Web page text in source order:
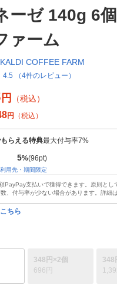
ーゼ 140g 6
ァーム
KALDI COFFEE FARM
4.5 （4件のレビュー）
円 （税込）
円 （税込）
らえる特典最大付与率7%
5%(96pt)
利用先・期間限定
PayPay支払いで獲得できます。原則とし
、付与率が少ない場合があります。詳細
ちら
348円×2個
696円
348